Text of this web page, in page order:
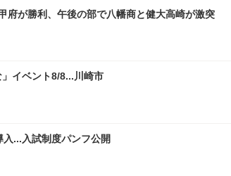
府が勝利、午後の部で八幡商と健大高崎が激突
」イベント8/8...川崎市
入...入試制度パンフ公開